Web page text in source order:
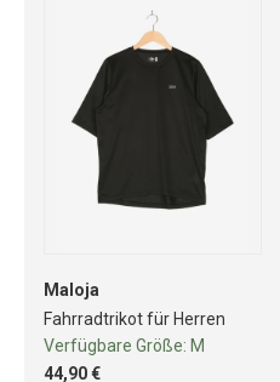
Maloja
Fahrradtrikot für Herren
Verfügbare Größe: M
44,90 €